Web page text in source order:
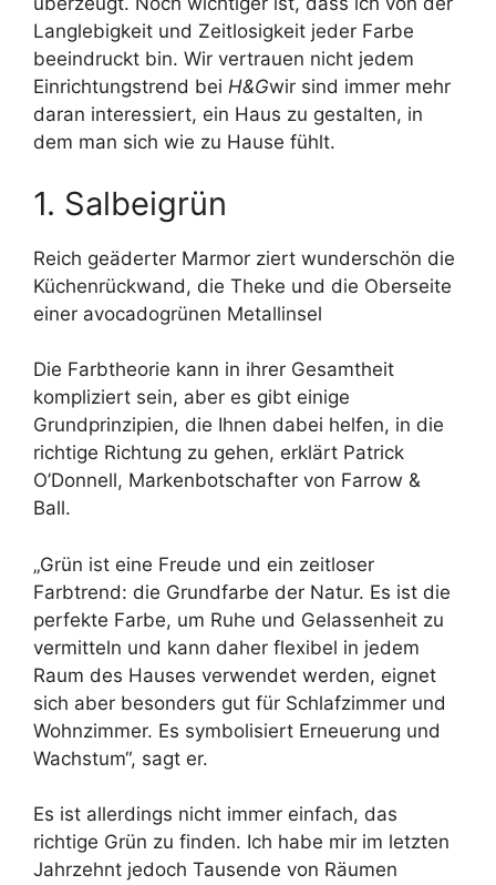
Langlebigkeit und Zeitlosigkeit jeder Farbe
beeindruckt bin. Wir vertrauen nicht jedem
Einrichtungstrend bei H&Gwir sind immer mehr
daran interessiert, ein Haus zu gestalten, in
dem man sich wie zu Hause fühlt.
1. Salbeigrün
Reich geäderter Marmor ziert wunderschön die
Küchenrückwand, die Theke und die Oberseite
einer avocadogrünen Metallinsel
Die Farbtheorie kann in ihrer Gesamtheit
kompliziert sein, aber es gibt einige
Grundprinzipien, die Ihnen dabei helfen, in die
richtige Richtung zu gehen, erklärt Patrick
O’Donnell, Markenbotschafter von Farrow &
Ball.
„Grün ist eine Freude und ein zeitloser
Farbtrend: die Grundfarbe der Natur. Es ist die
perfekte Farbe, um Ruhe und Gelassenheit zu
vermitteln und kann daher flexibel in jedem
Raum des Hauses verwendet werden, eignet
sich aber besonders gut für Schlafzimmer und
Wohnzimmer. Es symbolisiert Erneuerung und
Wachstum“, sagt er.
Es ist allerdings nicht immer einfach, das
richtige Grün zu finden. Ich habe mir im letzten
Jahrzehnt jedoch Tausende von Räumen